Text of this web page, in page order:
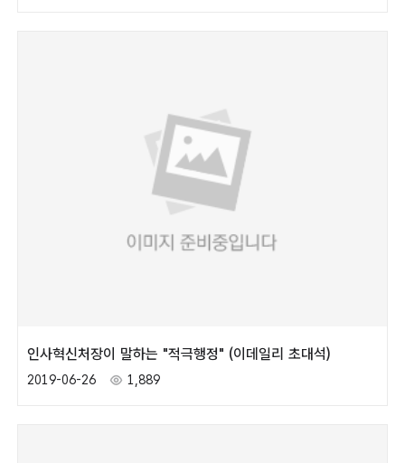
인사혁신처장이 말하는 "적극행정" (이데일리 초대석)
2019-06-26 1,889